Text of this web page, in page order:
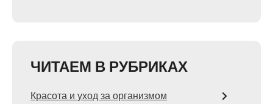
ЧИТАЕМ В РУБРИКАХ
Красота и уход за организмом